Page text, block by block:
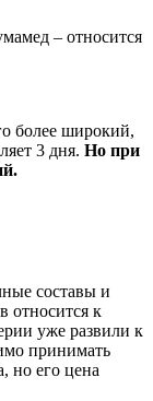
– относится
более широкий,
3 дня. Но при
составы и
относится к
уже развили к
принимать
но его цена